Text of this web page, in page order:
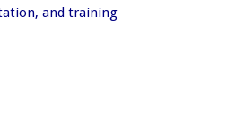
and training